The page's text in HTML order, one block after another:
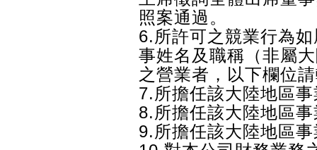
照案通過。
6.所許可之競業行為
事姓名及職稱（非屬
之營業者，以下欄位
7.所擔任該大陸地區
8.所擔任該大陸地區
9.所擔任該大陸地區